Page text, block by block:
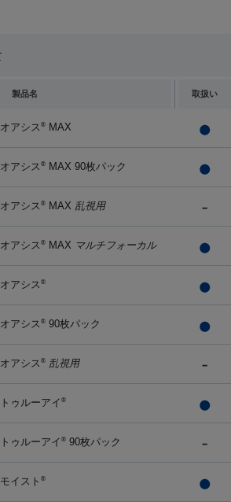
製品名 取扱い
オアシス ® MAX
オアシス ® MAX 90枚パック
オアシス ® MAX 乱視用
オアシス ® MAX マルチフォーカル
オアシス ®
オアシス ® 90枚パック
オアシス ® 乱視用
トゥルーアイ ®
トゥルーアイ ® 90枚パック
モイスト ®